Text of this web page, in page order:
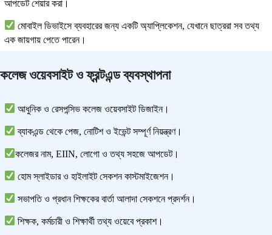
আপডেট শেয়ার করা।
মোবাইল ডিভাইসে ব্যবহারের জন্য একটি অ্যাপ্লিকেশন, যেখানে ছাত্ররা সব তথ্য
এক জায়গায় পেতে পারেন।
কলেজওয়েবসাইট ও ফ্রন্টএন্ড ব্যবস্থাপনা
আধুনিক ও রেসপন্সিভ কলেজ ওয়েবসাইট ডিজাইন।
ব্যাকএন্ড থেকে পেজ, নোটিশ ও ইভেন্ট সম্পূর্ণ নিয়ন্ত্রণ।
কলেজর নাম, EIIN, লোগো ও তথ্য সহজে আপডেট।
হোম স্লাইডার ও হাইলাইট সেকশন কাস্টমাইজেশন।
সভাপতি ও প্রধান শিক্ষকের বার্তা আলাদা সেকশনে প্রদর্শন।
শিক্ষক, কর্মচারী ও শিক্ষার্থী তথ্য ওয়েবে প্রকাশ।